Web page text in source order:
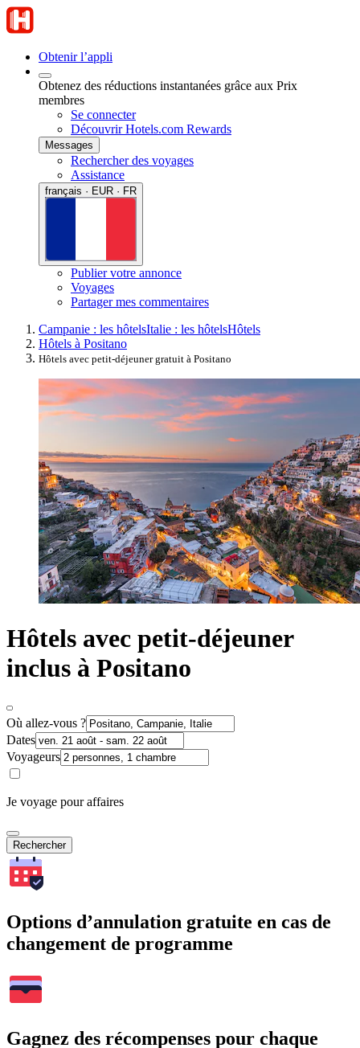
Obtenir l’appli
Obtenez des réductions instantanées grâce aux Prix
membres
Se connecter
Découvrir Hotels.com Rewards
Messages
Rechercher des voyages
Assistance
français · EUR · FR
Publier votre annonce
Voyages
Partager mes commentaires
Campanie : les hôtelsItalie : les hôtelsHôtels
Hôtels à Positano
Hôtels avec petit-déjeuner gratuit à Positano
Hôtels avec petit-déjeuner
inclus à Positano
Où allez-vous ?
Dates
Voyageurs
Je voyage pour affaires
Rechercher
Options d’annulation gratuite en cas de
changement de programme
Gagnez des récompenses pour chaque